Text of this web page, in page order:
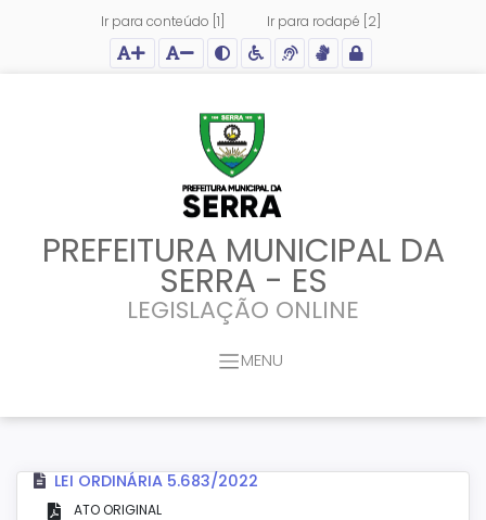
Ir para conteúdo [1] Ir para rodapé [2]
Ação para aumentar tamanho da fonte do site
Ação para diminuir tamanho da fonte do site
Ação para aplicar auto contraste no site
Acessar página sobre acessibilidade do site
Acessar página sobre NVDA - Leitor de Tela
Acessar página sobre VLibras - Tradutor de
Acessar Intranet
PREFEITURA MUNICIPAL DA
SERRA - ES
LEGISLAÇÃO ONLINE
MENU
LEI ORDINÁRIA 5.683/2022
ATO ORIGINAL